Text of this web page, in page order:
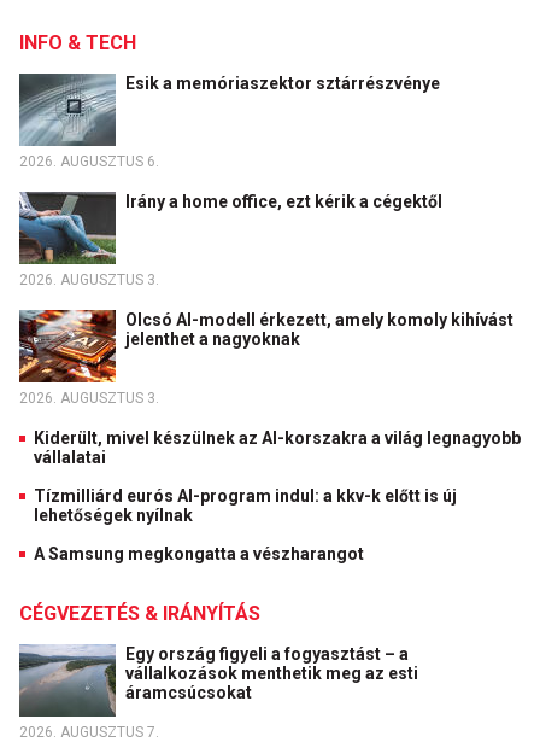
INFO & TECH
Esik a memóriaszektor sztárrészvénye
2026. AUGUSZTUS 6.
Irány a home office, ezt kérik a cégektől
2026. AUGUSZTUS 3.
Olcsó AI-modell érkezett, amely komoly kihívást
jelenthet a nagyoknak
2026. AUGUSZTUS 3.
Kiderült, mivel készülnek az AI-korszakra a világ legnagyobb
vállalatai
Tízmilliárd eurós AI-program indul: a kkv-k előtt is új
lehetőségek nyílnak
A Samsung megkongatta a vészharangot
CÉGVEZETÉS & IRÁNYÍTÁS
Egy ország figyeli a fogyasztást – a
vállalkozások menthetik meg az esti
áramcsúcsokat
2026. AUGUSZTUS 7.